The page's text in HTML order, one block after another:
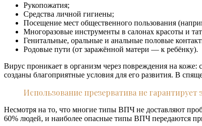
Рукопожатия;
Средства личной гигиены;
Посещение мест общественного пользования
Многоразовые инструменты в салонах красоты и
Генитальные, оральные и анальные половые
Родовые пути (от заражённой матери — к ребёнку).
Вирус проникает в организм через повреждения на
созданы благоприятные условия для его развития. В
Использование презерватива не
Несмотря на то, что многие типы ВПЧ не доставляют
60% людей, и наиболее опасные типы ВПЧ передаются